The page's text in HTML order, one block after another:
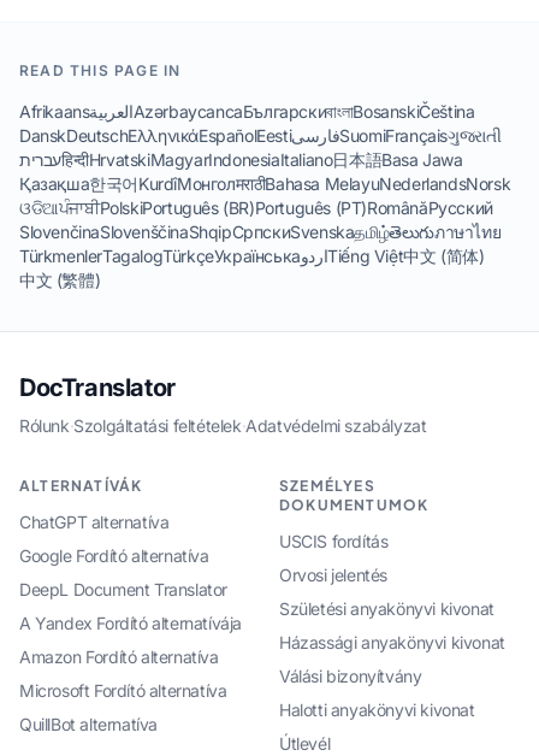
READ THIS PAGE IN
AfrikaansالعربيةAzərbaycancaБългарскиবাংলাBosanskiČeština
DanskDeutschΕλληνικάEspañolEestiفارسیSuomiFrançaisગુજરાતી
עבריתहिन्दीHrvatskiMagyarIndonesiaItaliano日本語Basa Jawa
Қазақша한국어KurdîМонголमराठीBahasa MelayuNederlandsNorsk
ଓଡିଆਪੰਜਾਬੀPolskiPortuguês (BR)Português (PT)RomânăРусский
SlovenčinaSlovenščinaShqipСрпскиSvenskaதமிழ்తెలుగుภาษาไทย
TürkmenlerTagalogTürkçeУкраїнськаاردوTiếng Việt中文 (简体)
中文 (繁體)
DocTranslator
Rólunk·Szolgáltatási feltételek·Adatvédelmi szabályzat
ALTERNATÍVÁK
ChatGPT alternatíva
Google Fordító alternatíva
DeepL Document Translator
A Yandex Fordító alternatívája
Amazon Fordító alternatíva
Microsoft Fordító alternatíva
QuillBot alternatíva
SZEMÉLYES
DOKUMENTUMOK
USCIS fordítás
Orvosi jelentés
Születési anyakönyvi kivonat
Házassági anyakönyvi kivonat
Válási bizonyítvány
Halotti anyakönyvi kivonat
Útlevél